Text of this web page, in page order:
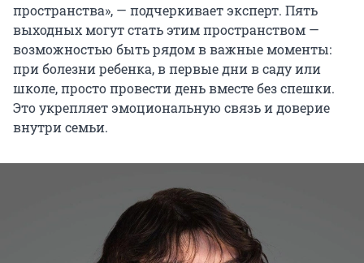
пространства», — подчеркивает эксперт. Пять
выходных могут стать этим пространством —
возможностью быть рядом в важные моменты:
при болезни ребенка, в первые дни в саду или
школе, просто провести день вместе без спешки.
Это укрепляет эмоциональную связь и доверие
внутри семьи.